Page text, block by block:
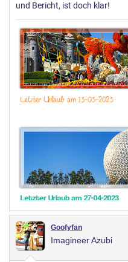
und Bericht, ist doch klar!
Goofyfan
Imagineer Azubi